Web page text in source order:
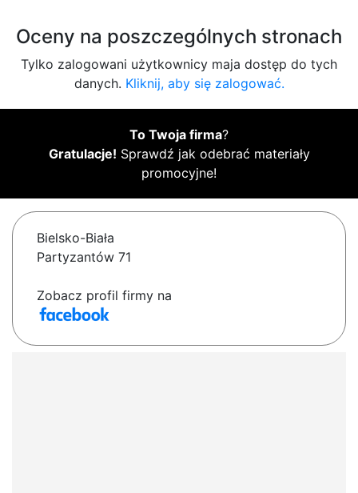
Oceny na poszczególnych stronach
Tylko zalogowani użytkownicy maja dostęp do tych
danych. Kliknij, aby się zalogować.
To Twoja firma?
Gratulacje! Sprawdź jak odebrać materiały
promocyjne!
Bielsko-Biała
Partyzantów 71
Zobacz profil firmy na